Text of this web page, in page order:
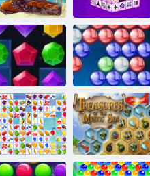
Танки Онлайн
Маджонг
темные
измерения
Драгоценные
камни: Взрыв
Стрелок
пузыря HD